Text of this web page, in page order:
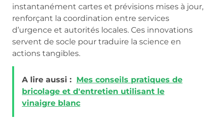
instantanément cartes et prévisions mises à jour,
renforçant la coordination entre services
d’urgence et autorités locales. Ces innovations
servent de socle pour traduire la science en
actions tangibles.
A lire aussi : Mes conseils pratiques de
bricolage et d'entretien utilisant le
vinaigre blanc